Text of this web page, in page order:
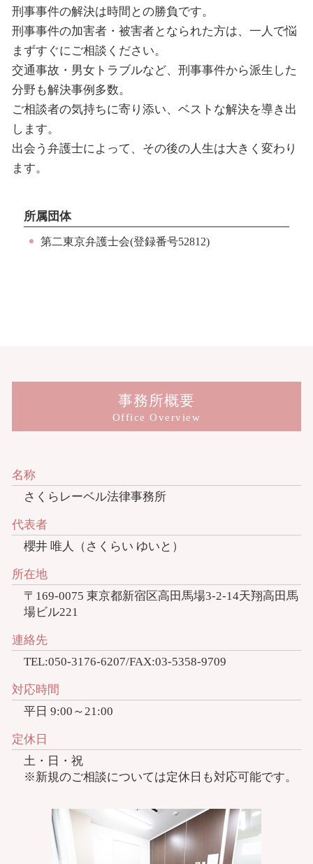
刑事事件の解決は時間との勝負です。
刑事事件の加害者・被害者となられた方は、一人で悩
まずすぐにご相談ください。
交通事故・男女トラブルなど、刑事事件から派生した
分野も解決事例多数。
ご相談者の気持ちに寄り添い、ベストな解決を導き出
します。
出会う弁護士によって、その後の人生は大きく変わり
ます。
所属団体
第二東京弁護士会(登録番号52812)
事務所概要
Office Overview
名称
さくらレーベル法律事務所
代表者
櫻井 唯人（さくらい ゆいと）
所在地
〒169-0075 東京都新宿区高田馬場3-2-14天翔高田馬
場ビル221
連絡先
TEL:050-3176-6207/FAX:03-5358-9709
対応時間
平日 9:00～21:00
定休日
土・日・祝
※新規のご相談については定休日も対応可能です。